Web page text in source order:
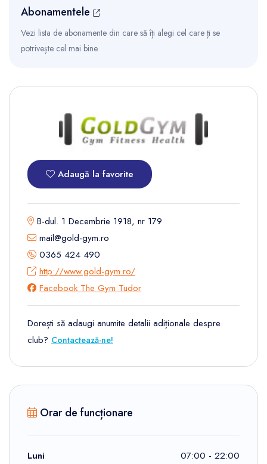
Abonamentele
Vezi lista de abonamente din care să îți alegi cel care ți se
potrivește cel mai bine
Adaugă la favorite
B-dul. 1 Decembrie 1918, nr 179
mail@gold-gym.ro
0365 424 490
http://www.gold-gym.ro/
Facebook The Gym Tudor
Dorești să adaugi anumite detalii adiționale despre
club? Contactează-ne!
Orar de funcționare
Luni 07:00 - 22:00